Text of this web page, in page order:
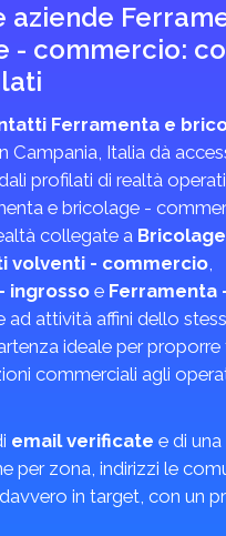
aziende
- commercio:
Ferramenta e
Campania, Italia dà
profilati di realtà
e bricolage -
collegate a
volventi - commercio,
ingrosso e Ferramenta
ad attività affini dello
ideale per proporre
commerciali agli
email verificate e di una
per zona, indirizzi le
in target, con un